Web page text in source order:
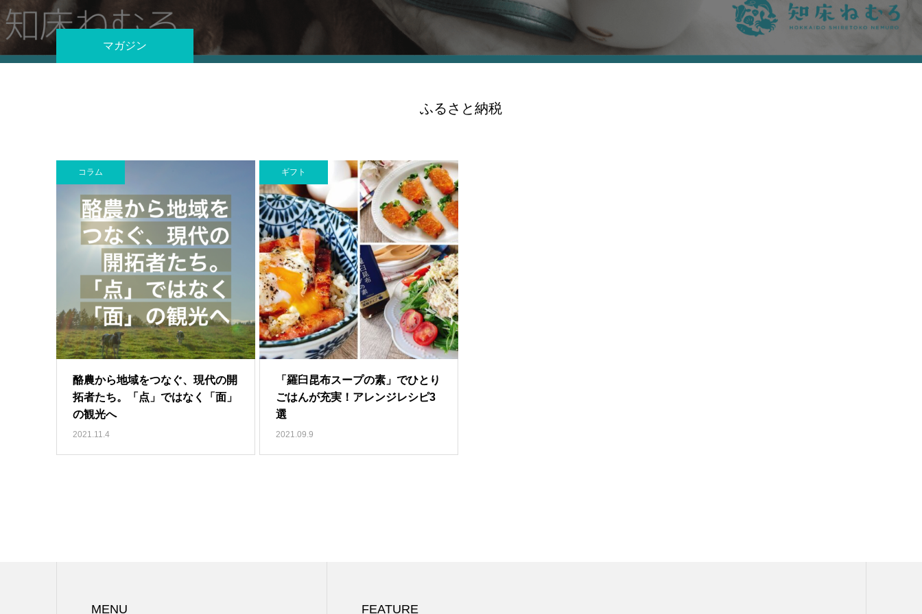
マガジン
ふるさと納税
コラム
酪農から地域をつなぐ、現代の開
拓者たち。「点」ではなく「面」
の観光へ
2021.11.4
ギフト
「羅臼昆布スープの素」でひとり
ごはんが充実！アレンジレシピ3
選
2021.09.9
MENU FEATURE